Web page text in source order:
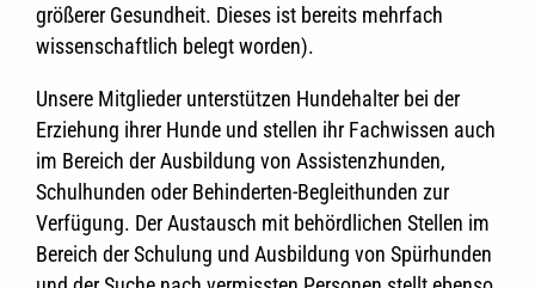
größerer Gesundheit. Dieses ist bereits mehrfach
wissenschaftlich belegt worden).
Unsere Mitglieder unterstützen Hundehalter bei der
Erziehung ihrer Hunde und stellen ihr Fachwissen auch
im Bereich der Ausbildung von Assistenzhunden,
Schulhunden oder Behinderten-Begleithunden zur
Verfügung. Der Austausch mit behördlichen Stellen im
Bereich der Schulung und Ausbildung von Spürhunden